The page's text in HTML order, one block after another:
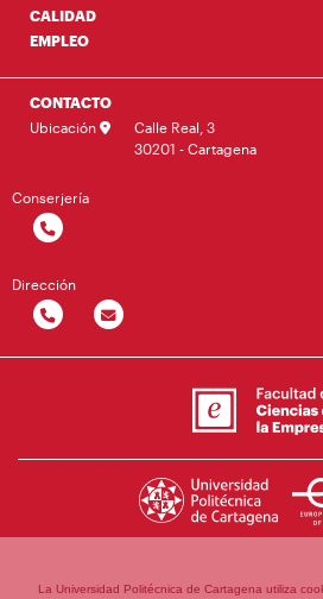
La Universidad Politécnica de Cartagena utiliza
CALIDAD
EMPLEO
CONTACTO
Ubicación
Calle Real, 3
30201 - Cartagena
Conserjería
Dirección